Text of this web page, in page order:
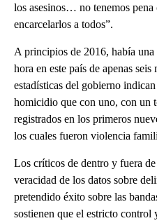
los asesinos… no tenemos pena
encarcelarlos a todos”.
A principios de 2016, había
hora en este país de apenas
estadísticas del gobierno
homicidio que con uno, con un
registrados en los primeros
los cuales fueron violencia
Los críticos de dentro y fuera
veracidad de los datos sobre
pretendido éxito sobre las
sostienen que el estricto control